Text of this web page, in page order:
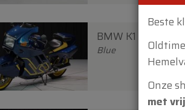
BMW K1 '90
Blue
Beste
Onze
met